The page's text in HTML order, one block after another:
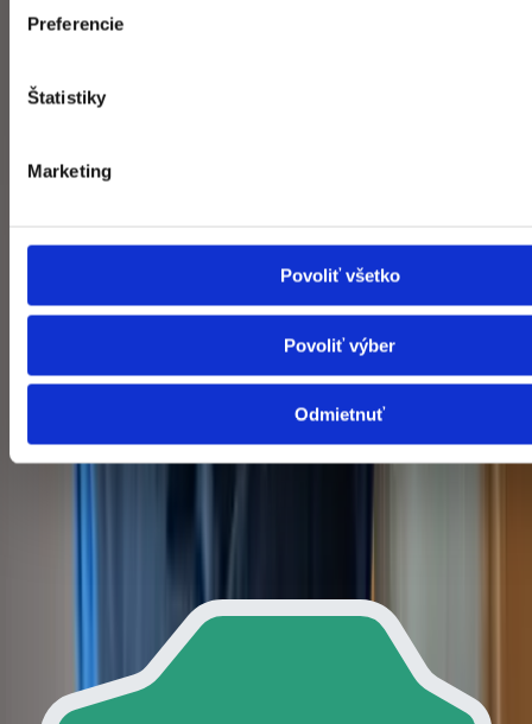
Preferencie
Štatistiky
Marketing
Povoliť všetko
Povoliť výber
Odmietnuť
Servis a údržba
Postaráme sa o pravidelný servis a čistenie, aby klimatizácie v
Hlohovci fungovali spoľahlivo a dlhodobo bez porúch.